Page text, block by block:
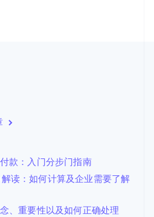
款：入门分步门指南
读：如何计算及企业需要了解
、重要性以及如何正确处理